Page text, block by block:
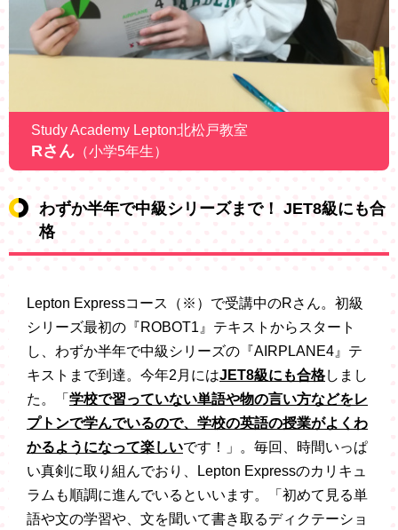
Study Academy Lepton北松戸教室
Rさん （小学5年生）
わずか半年で中級シリーズまで！ JET8級にも合
格
Lepton Expressコース（※）で受講中のRさん。初級
シリーズ最初の『ROBOT1』テキストからスタート
し、わずか半年で中級シリーズの『AIRPLANE4』テ
キストまで到達。今年2月にはJET8級にも合格しまし
た。「 学校で習っていない単語や物の言い方などをレ
プトンで学んでいるので、学校の英語の授業がよくわ
かるようになって楽しいです！」。毎回、時間いっぱ
い真剣に取り組んでおり、Lepton Expressのカリキュ
ラムも順調に進んでいるといいます。「初めて見る単
語や文の学習や、文を聞いて書き取るディクテーショ